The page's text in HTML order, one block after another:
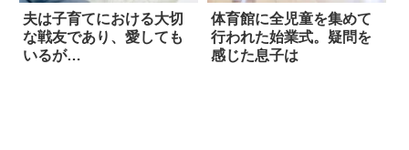
夫は子育てにおける大切
な戦友であり、愛しても
いるが…
体育館に全児童を集めて
行われた始業式。疑問を
感じた息子は